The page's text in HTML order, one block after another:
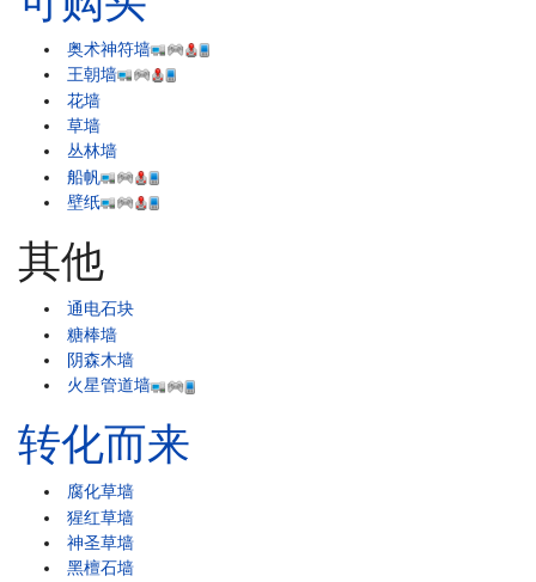
奥术神符墙
王朝墙
花墙
草墙
丛林墙
船帆
壁纸
其他
通电石块
糖棒墙
阴森木墙
火星管道墙
转化而来
腐化草墙
猩红草墙
神圣草墙
黑檀石墙